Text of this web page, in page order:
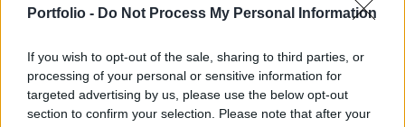
Portfolio - Do Not Process My Personal Information
If you wish to opt-out of the sale, sharing to third parties, or
processing of your personal or sensitive information for
targeted advertising by us, please use the below opt-out
section to confirm your selection. Please note that after your
tájékoztatása szerint 10 órára befejeződött a
közlekedhetnek a vonatok.
A Vácról 7 óra 35 perckor a Nyugati pályaudvarra indult
S71-es vonat (2547) Budapesten a Róbert Károly körúti